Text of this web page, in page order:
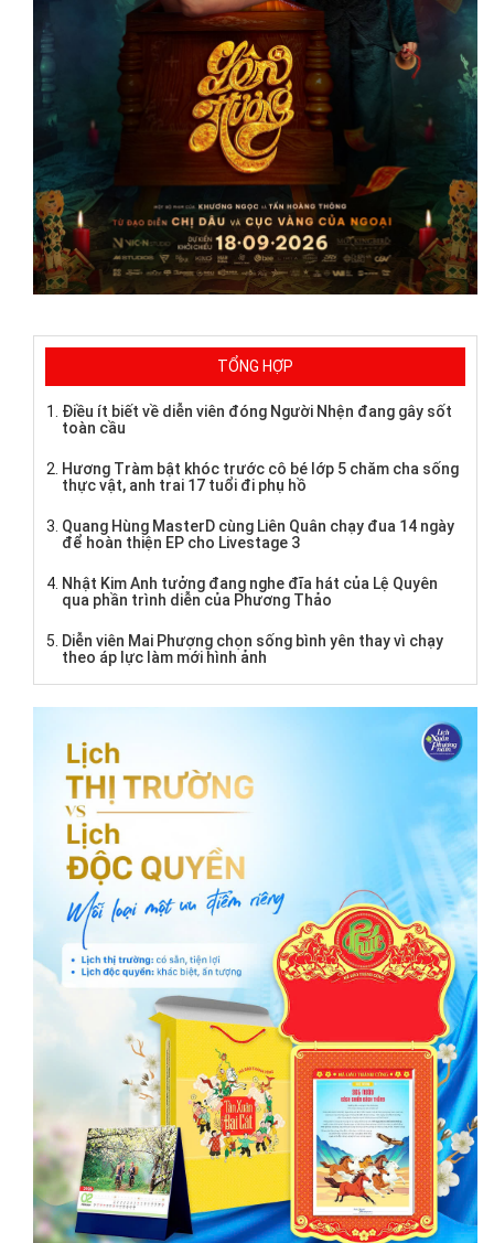
TỔNG HỢP
Điều ít biết về diễn viên đóng Người Nhện đang gây sốt
toàn cầu
Hương Tràm bật khóc trước cô bé lớp 5 chăm cha sống
thực vật, anh trai 17 tuổi đi phụ hồ
Quang Hùng MasterD cùng Liên Quân chạy đua 14 ngày
để hoàn thiện EP cho Livestage 3
Nhật Kim Anh tưởng đang nghe đĩa hát của Lệ Quyên
qua phần trình diễn của Phương Thảo
Diễn viên Mai Phượng chọn sống bình yên thay vì chạy
theo áp lực làm mới hình ảnh